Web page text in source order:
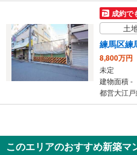
成約で
土
練馬区練
8,800万円
未定
建物面積 -
都営大江
練馬区練
8,800万円
このエリアのおすすめ新築マ